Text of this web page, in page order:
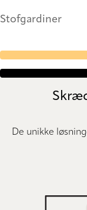
Stofgardiner
De unikke